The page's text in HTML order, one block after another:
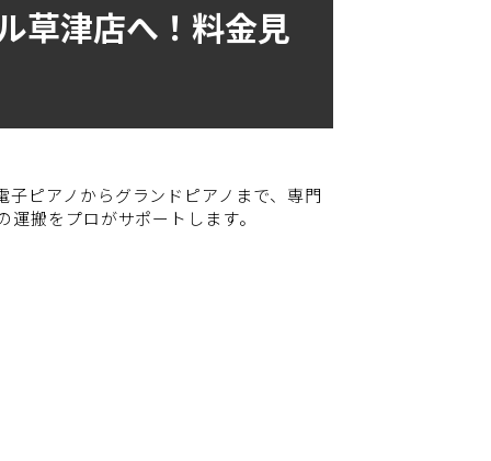
草津店へ！料金見
ピアノからグランドピアノまで、専門
搬をプロがサポートします。